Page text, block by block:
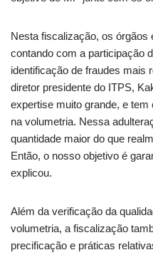
Nesta fiscalização, os órgãos
contando com a participação
identificação de fraudes mais
diretor presidente do ITPS,
expertise muito grande, e
na volumetria. Nessa
quantidade maior do que
Então, o nosso objetivo é
explicou.
Além da verificação da
volumetria, a fiscalização
precificação e práticas